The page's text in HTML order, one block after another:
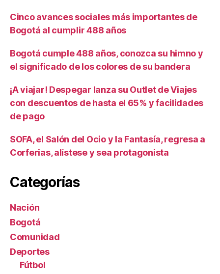
Cinco avances sociales más importantes de
Bogotá al cumplir 488 años
Bogotá cumple 488 años, conozca su himno y
el significado de los colores de su bandera
¡A viajar! Despegar lanza su Outlet de Viajes
con descuentos de hasta el 65% y facilidades
de pago
SOFA, el Salón del Ocio y la Fantasía, regresa a
Corferias, alístese y sea protagonista
Categorías
Nación
Bogotá
Comunidad
Deportes
Fútbol